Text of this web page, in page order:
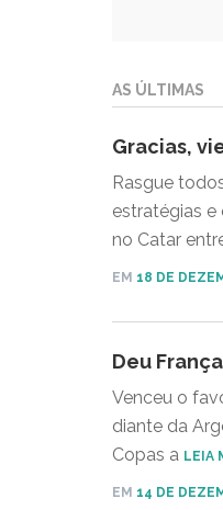
AS ÚLTIMAS
Gracias,
Rasgue
estratégias e
no Catar
EM 18 DE
Deu
Venceu o
diante da
Copas a LEIA
EM 14 DE